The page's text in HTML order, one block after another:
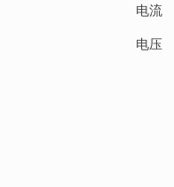
电流
电压